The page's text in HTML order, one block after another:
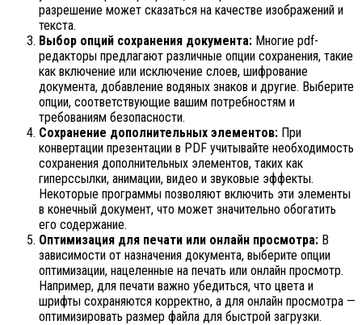
разрешение может сказаться на качестве изображений и
текста.
Выбор опций сохранения документа: Многие pdf-
редакторы предлагают различные опции сохранения, такие
как включение или исключение слоев, шифрование
документа, добавление водяных знаков и другие. Выберите
опции, соответствующие вашим потребностям и
требованиям безопасности.
Сохранение дополнительных элементов: При
конвертации презентации в PDF учитывайте необходимость
сохранения дополнительных элементов, таких как
гиперссылки, анимации, видео и звуковые эффекты.
Некоторые программы позволяют включить эти элементы
в конечный документ, что может значительно обогатить
его содержание.
Оптимизация для печати или онлайн просмотра: В
зависимости от назначения документа, выберите опции
оптимизации, нацеленные на печать или онлайн просмотр.
Например, для печати важно убедиться, что цвета и
шрифты сохраняются корректно, а для онлайн просмотра —
оптимизировать размер файла для быстрой загрузки.